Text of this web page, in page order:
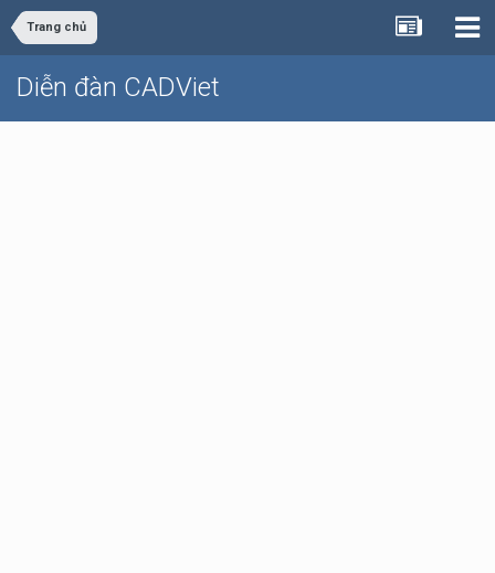
Trang chủ
Diễn đàn CADViet